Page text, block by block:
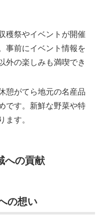
穫祭やイベントが開催
事前にイベント情報を
外の楽しみも満喫でき
憩がてら地元の名産品
です。新鮮な野菜や特
す。
への貢献
の想い